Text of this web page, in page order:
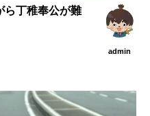
ら丁稚奉公が難
admin